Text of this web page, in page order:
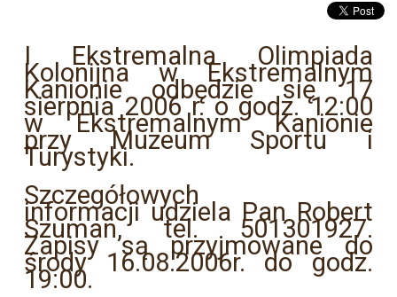
I Ekstremalna Olimpiada
Kolonijna w Ekstremalnym
Kanionie odbędzie się 17
sierpnia 2006 r. o godz. 12:00
w Ekstremalnym Kanionie
przy Muzeum Sportu i
Turystyki.
Szczegółowych
informacji udziela Pan Robert
Szuman, tel. 501301927.
Zapisy są przyjmowane do
środy 16.08.2006r. do godz.
19:00.